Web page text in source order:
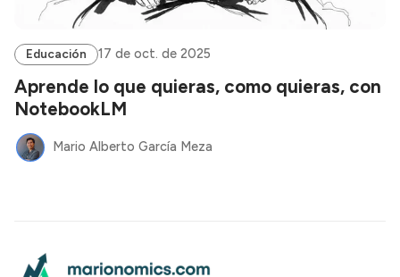
Educación 17 de oct. de 2025
Aprende lo que quieras, como quieras, con
NotebookLM
Mario Alberto García Meza